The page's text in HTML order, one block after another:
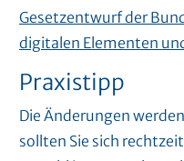
Gesetzentwurf der
digitalen Elementen
Praxistipp
Die Änderungen
sollten Sie sich